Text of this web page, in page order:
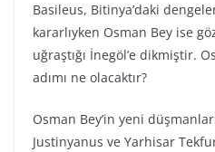
Basileus, Bitinya’daki
kararlıyken Osman Bey ise
uğraştığı İnegöl’e dikmiştir.
adımı ne olacaktır?
Osman Bey’in yeni
Justinyanus ve Yarhisar